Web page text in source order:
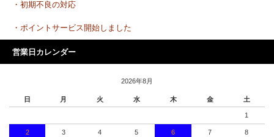
・初期不良の対応
・ポイントサービス開始しました
営業日カレンダー
2026年8月
日 月 火 水 木 金 土
1
2 3 4 5 6 7 8